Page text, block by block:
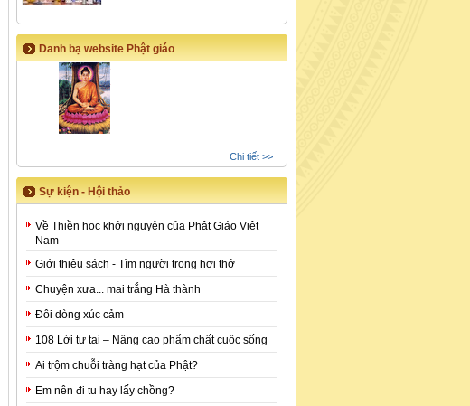
Danh bạ website Phật giáo
Chi tiết >>
Sự kiện - Hội thảo
Về Thiền học khởi nguyên của Phật Giáo Việt
Nam
Giới thiệu sách - Tìm người trong hơi thở
Chuyện xưa... mai trắng Hà thành
Đôi dòng xúc cảm
108 Lời tự tại – Nâng cao phẩm chất cuộc sống
Ai trộm chuỗi tràng hạt của Phật?
Em nên đi tu hay lấy chồng?